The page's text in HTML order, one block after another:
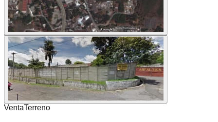
VentaTerreno